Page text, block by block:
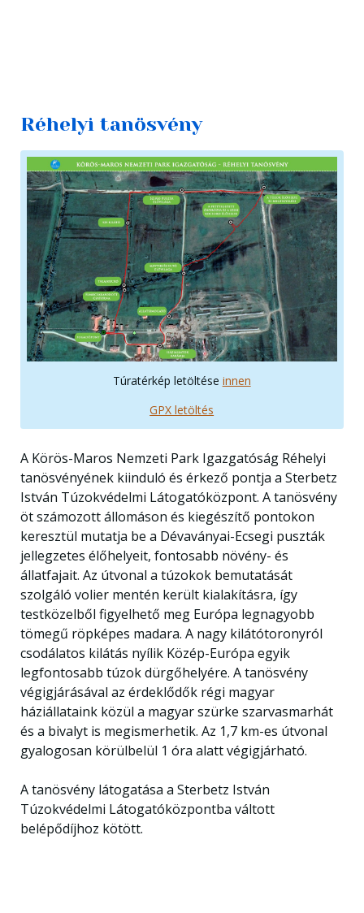
Réhelyi tanösvény
Túratérkép letöltése innen
GPX letöltés
A Körös-Maros Nemzeti Park Igazgatóság Réhelyi
tanösvényének kiinduló és érkező pontja a Sterbetz
István Túzokvédelmi Látogatóközpont. A tanösvény
öt számozott állomáson és kiegészítő pontokon
keresztül mutatja be a Dévaványai-Ecsegi puszták
jellegzetes élőhelyeit, fontosabb növény- és
állatfajait. Az útvonal a túzokok bemutatását
szolgáló volier mentén került kialakításra, így
testközelből figyelhető meg Európa legnagyobb
tömegű röpképes madara. A nagy kilátótoronyról
csodálatos kilátás nyílik Közép-Európa egyik
legfontosabb túzok dürgőhelyére. A tanösvény
végigjárásával az érdeklődők régi magyar
háziállataink közül a magyar szürke szarvasmarhát
és a bivalyt is megismerhetik. Az 1,7 km-es útvonal
gyalogosan körülbelül 1 óra alatt végigjárható.
A tanösvény látogatása a Sterbetz István
Túzokvédelmi Látogatóközpontba váltott
belépődíjhoz kötött.